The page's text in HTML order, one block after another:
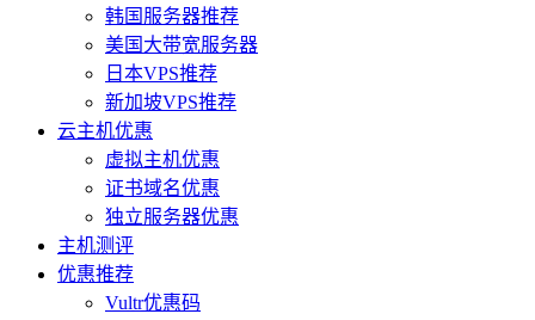
韩国服务器推荐
美国大带宽服务器
日本VPS推荐
新加坡VPS推荐
云主机优惠
虚拟主机优惠
证书域名优惠
独立服务器优惠
主机测评
优惠推荐
Vultr优惠码